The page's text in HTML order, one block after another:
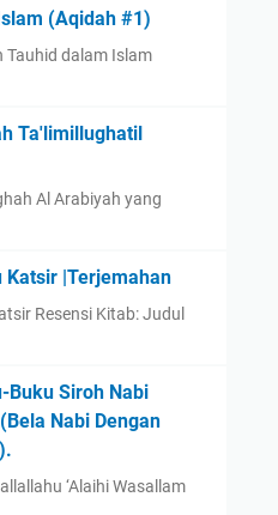
(Aqidah #1)
Tauhid dalam Islam
Ta'limillughatil
Al Arabiyah yang
Katsir |Terjemahan
Resensi Kitab: Judul
Buku Siroh Nabi
Nabi Dengan
‘Alaihi Wasallam